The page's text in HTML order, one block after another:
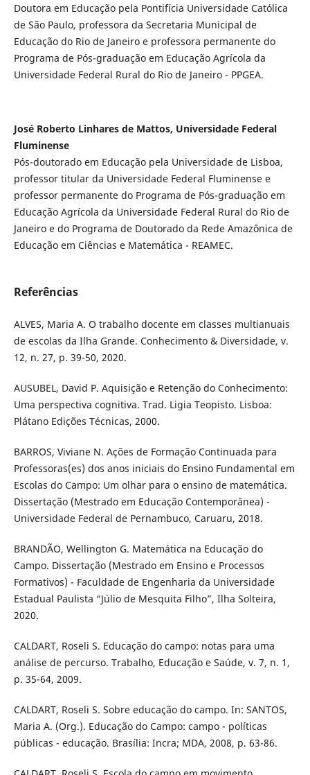
Doutora em Educação pela Pontifícia Universidade Católica
de São Paulo, professora da Secretaria Municipal de
Educação do Rio de Janeiro e professora permanente do
Programa de Pós-graduação em Educação Agrícola da
Universidade Federal Rural do Rio de Janeiro - PPGEA.
José Roberto Linhares de Mattos, Universidade Federal
Fluminense
Pós-doutorado em Educação pela Universidade de Lisboa,
professor titular da Universidade Federal Fluminense e
professor permanente do Programa de Pós-graduação em
Educação Agrícola da Universidade Federal Rural do Rio de
Janeiro e do Programa de Doutorado da Rede Amazônica de
Educação em Ciências e Matemática - REAMEC.
Referências
ALVES, Maria A. O trabalho docente em classes multianuais
de escolas da Ilha Grande. Conhecimento & Diversidade, v.
12, n. 27, p. 39-50, 2020.
AUSUBEL, David P. Aquisição e Retenção do Conhecimento:
Uma perspectiva cognitiva. Trad. Ligia Teopisto. Lisboa:
Plátano Edições Técnicas, 2000.
BARROS, Viviane N. Ações de Formação Continuada para
Professoras(es) dos anos iniciais do Ensino Fundamental em
Escolas do Campo: Um olhar para o ensino de matemática.
Dissertação (Mestrado em Educação Contemporânea) -
Universidade Federal de Pernambuco, Caruaru, 2018.
BRANDÃO, Wellington G. Matemática na Educação do
Campo. Dissertação (Mestrado em Ensino e Processos
Formativos) - Faculdade de Engenharia da Universidade
Estadual Paulista “Júlio de Mesquita Filho”, Ilha Solteira,
2020.
CALDART, Roseli S. Educação do campo: notas para uma
análise de percurso. Trabalho, Educação e Saúde, v. 7, n. 1,
p. 35-64, 2009.
CALDART, Roseli S. Sobre educação do campo. In: SANTOS,
Maria A. (Org.). Educação do Campo: campo - políticas
públicas - educação. Brasília: Incra; MDA, 2008, p. 63-86.